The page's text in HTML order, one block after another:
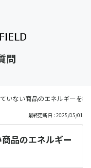
問
いない商品のエネルギーを教
最終更新日 : 2025/05/01
品のエネルギー